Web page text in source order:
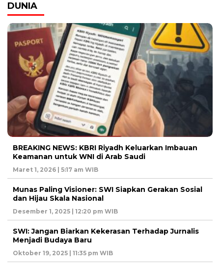
DUNIA
BREAKING NEWS: KBRI Riyadh Keluarkan Imbauan
Keamanan untuk WNI di Arab Saudi
Maret 1, 2026 | 5:17 am WIB
Munas Paling Visioner: SWI Siapkan Gerakan Sosial
dan Hijau Skala Nasional
Desember 1, 2025 | 12:20 pm WIB
SWI: Jangan Biarkan Kekerasan Terhadap Jurnalis
Menjadi Budaya Baru
Oktober 19, 2025 | 11:35 pm WIB